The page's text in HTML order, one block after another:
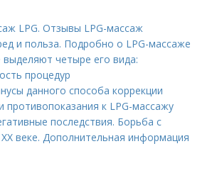
LPG. Отзывы LPG-массаж
и польза. Подробно о LPG-массаже
четыре его вида:
процедур
данного способа коррекции
противопоказания к LPG-массажу
последствия. Борьба с
веке. Дополнительная информация